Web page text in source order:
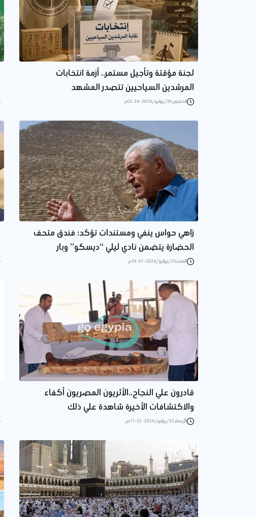
لجنة مؤقتة وتأجيل مستمر.. أزمة انتخابات
المرشدين السياحيين تتصدر المشهد
الخميس 30/يوليو/2026 - 02:34 م
زاهي حواس ينفي ومستندات تؤكد: فندق متحف
الحضارة يتضمن نادي ليلي “ديسكو” وبار
السبت 25/يوليو/2026 - 10:57 م
قادرون علي النجاح..الأثريون المصريون أكفاء
والاكتشافات الأخيرة شاهدة علي ذلك
الأربعاء 22/يوليو/2026 - 11:32 ص